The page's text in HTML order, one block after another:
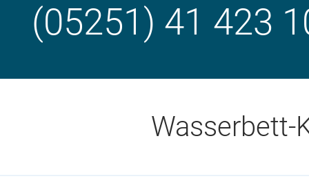
(05251) 41 423
Wasserbett-